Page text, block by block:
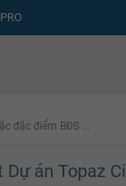
đặc điểm BĐS ...
Dự án Topaz